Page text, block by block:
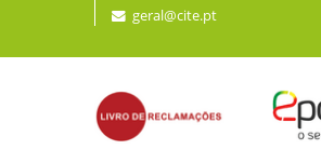
geral@cite.pt